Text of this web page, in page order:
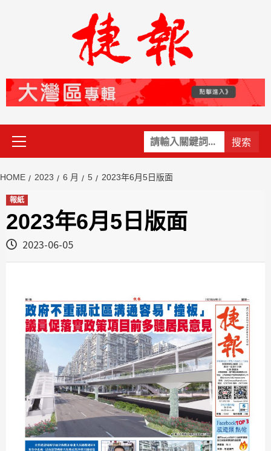
關
鍵
Primary
Menu
HOME 2023 6 月 5 2023年6月5日版面
報紙
2023年6月5日版面
2023-06-05